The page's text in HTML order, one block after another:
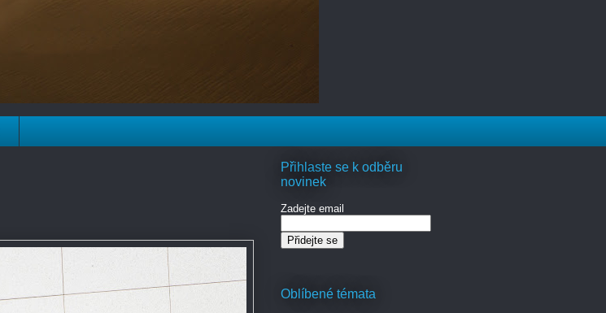
Přihlaste se k odběru
novinek
Zadejte email
Oblíbené témata